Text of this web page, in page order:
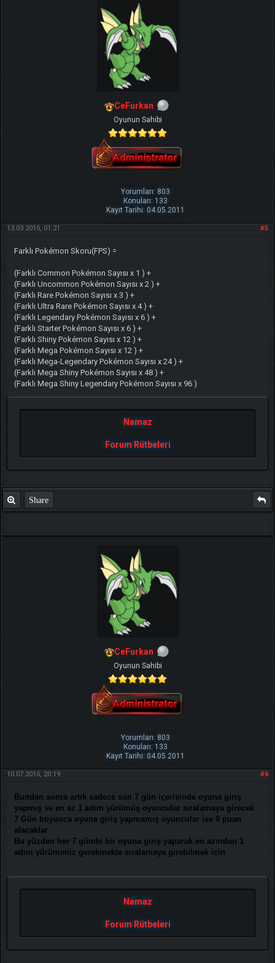
CeFurkan
Oyunun Sahibi
Yorumları: 803
Konuları: 133
Kayıt Tarihi: 04.05.2011
#5
13.03.2015, 01:21
Farklı Pokémon Skoru(FPS) =
(Farklı Common Pokémon Sayısı x 1 ) +
(Farklı Uncommon Pokémon Sayısı x 2 ) +
(Farklı Rare Pokémon Sayısı x 3 ) +
(Farklı Ultra Rare Pokémon Sayısı x 4 ) +
(Farklı Legendary Pokémon Sayısı x 6 ) +
(Farklı Starter Pokémon Sayısı x 6 ) +
(Farklı Shiny Pokémon Sayısı x 12 ) +
(Farklı Mega Pokémon Sayısı x 12 ) +
(Farklı Mega-Legendary Pokémon Sayısı x 24 ) +
(Farklı Mega Shiny Pokémon Sayısı x 48 ) +
(Farklı Mega Shiny Legendary Pokémon Sayısı x 96 )
Namaz
Forum Rütbeleri
Share
CeFurkan
Oyunun Sahibi
Yorumları: 803
Konuları: 133
Kayıt Tarihi: 04.05.2011
#6
10.07.2015, 20:19
Bundan sonra artık sadece son 7 gün içerisinde oyuna giriş
yapmış ve en az 1 adım yürümüş oyuncular sıralamaya girecek
7 Gün boyunca oyuna giriş yapmamış oyuncular ise 0 puan
alacaklar
Bu yüzden her 7 günde bir oyuna giriş yaparak en azından 1
adım yürümeniz gerekmekte sıralamaya girebilmek için
Namaz
Forum Rütbeleri